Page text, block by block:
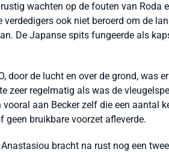
wachten op de fouten van Roda
verdedigers ook niet beroerd om de
De Japanse spits fungeerde als
door de lucht en over de grond, was
zeer regelmatig als was de
aan Becker zelf die een aantal
geen bruikbare voorzet afleverde.
bracht na rust nog een